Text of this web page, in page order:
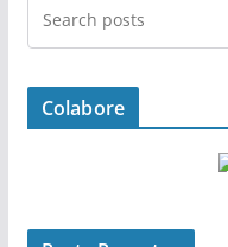
Colabore